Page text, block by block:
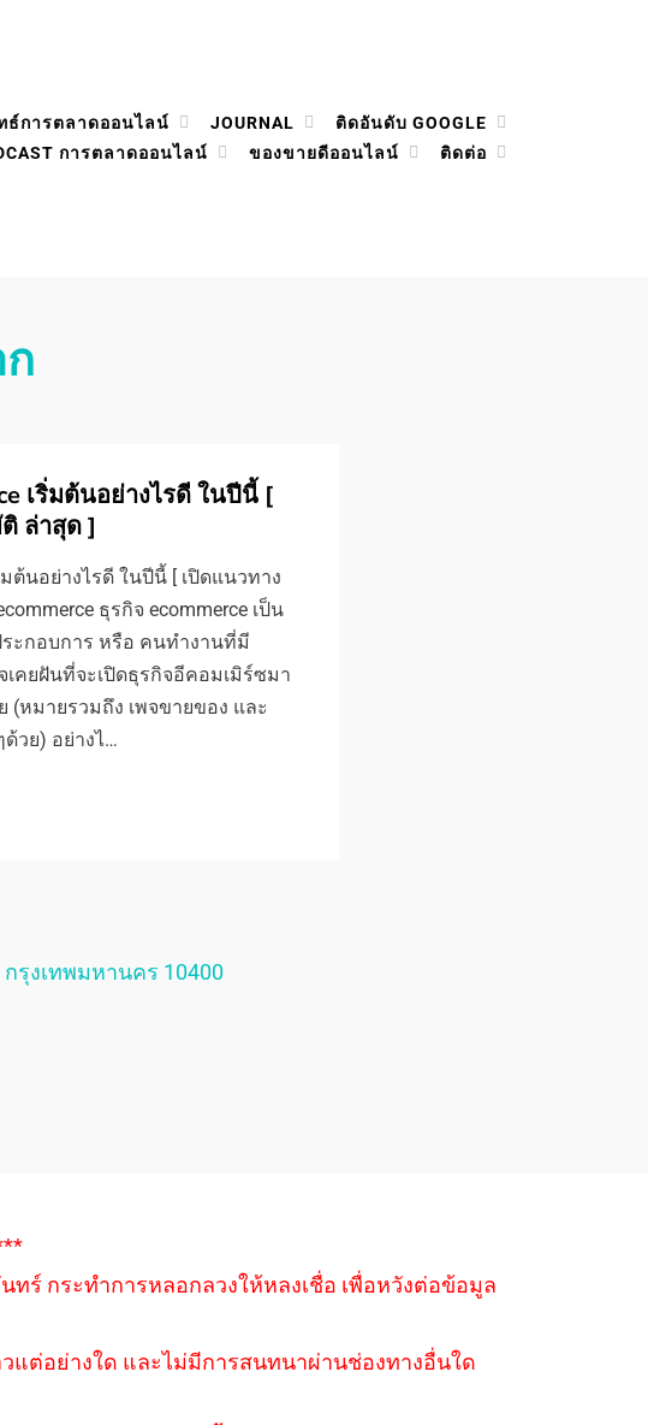
ธ์การตลาดออนไลน์ JOURNAL
ติดอันดับ GOOGLE
การตลาดออนไลน์ ของขายดีออนไลน์ ติดต่อ
เริ่มต้นอย่างไรดี ในปีนี้ [
ล่าสุด ]
มต้นอย่างไรดี ในปีนี้ [ เปิดแนวทาง
ธุรกิจ ecommerce เป็น
ะกอบการ หรือ คนทำงานที่มี
คยฝันที่จะเปิดธุรกิจอีคอมเมิร์ซมา
(หมายรวมถึง เพจขายของ และ
วย) อย่างไ…
รุงเทพมหานคร 10400
ร์ กระทำการหลอกลวงให้หลงเชื่อ เพื่อหวังต่อข้อมูล
แต่อย่างใด และไม่มีการสนทนาผ่านช่องทางอื่นใด